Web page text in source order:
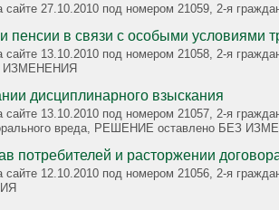
сайте 27.10.2010 под номером 21059, 2-я
пенсии в связи с особыми условиями
сайте 13.10.2010 под номером 21058, 2-я
ИЗМЕНЕНИЯ
дисциплинарного взыскания
сайте 13.10.2010 под номером 21057, 2-я
вреда, РЕШЕНИЕ оставлено БЕЗ
О защите прав потребителей и расторжении
сайте 12.10.2010 под номером 21056, 2-я